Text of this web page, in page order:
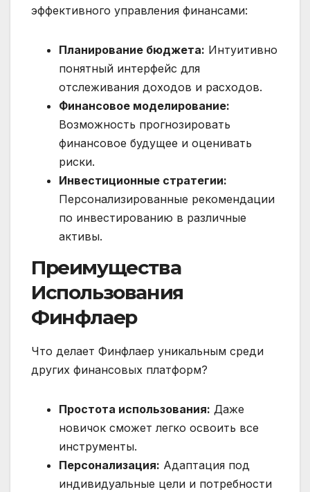
эффективного управления финансами:
Планирование бюджета: Интуитивно
понятный интерфейс для
отслеживания доходов и расходов.
Финансовое моделирование:
Возможность прогнозировать
финансовое будущее и оценивать
риски.
Инвестиционные стратегии:
Персонализированные рекомендации
по инвестированию в различные
активы.
Преимущества
Использования
Финфлаер
Что делает Финфлаер уникальным среди
других финансовых платформ?
Простота использования: Даже
новичок сможет легко освоить все
инструменты.
Персонализация: Адаптация под
индивидуальные цели и потребности